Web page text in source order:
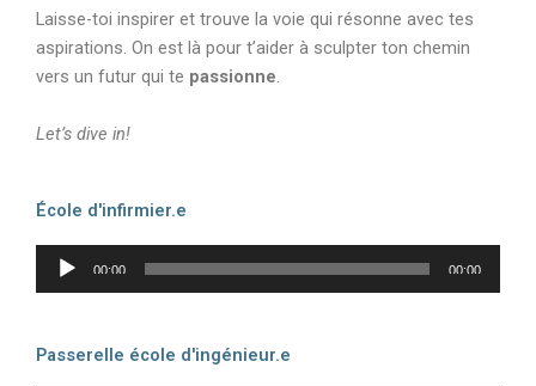
Laisse-toi inspirer et trouve la voie qui résonne avec tes
aspirations. On est là pour t’aider à sculpter ton chemin
vers un futur qui te passionne.
Let’s dive in!
École d'infirmier.e
Lecteur
00:00 00:00
Passerelle école d'ingénieur.e